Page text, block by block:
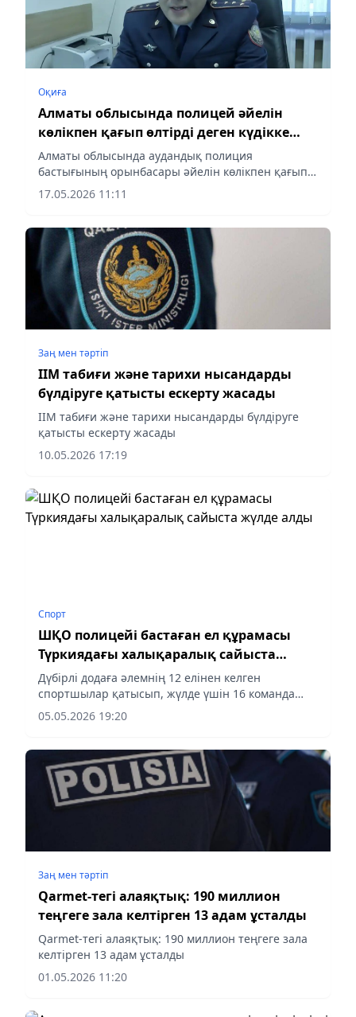
Оқиға
Алматы облысында полицей әйелін
көлікпен қағып өлтірді деген күдікке
ілінді
Алматы облысында аудандық полиция
бастығының орынбасары әйелін көлікпен қағып
өлтірді деген күдікке ілінді
17.05.2026 11:11
Заң мен тəртіп
ІІМ табиғи және тарихи нысандарды
бүлдіруге қатысты ескерту жасады
ІІМ табиғи және тарихи нысандарды бүлдіруге
қатысты ескерту жасады
10.05.2026 17:19
Спорт
ШҚО полицейі бастаған ел құрамасы
Түркиядағы халықаралық сайыста
жүлде алды
Дүбірлі додаға әлемнің 12 елінен келген
спортшылар қатысып, жүлде үшін 16 команда
өзара бақ сынады
05.05.2026 19:20
Заң мен тəртіп
Qarmet-тегі алаяқтық: 190 миллион
теңгеге зала келтірген 13 адам ұсталды
Qarmet-тегі алаяқтық: 190 миллион теңгеге зала
келтірген 13 адам ұсталды
01.05.2026 11:20